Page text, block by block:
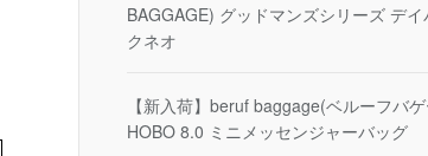
BAGGAGE) グッドマンズシリーズ デイ
クネオ
【新入荷】beruf baggage(ベルーフバ
HOBO 8.0 ミニメッセンジャーバッグ